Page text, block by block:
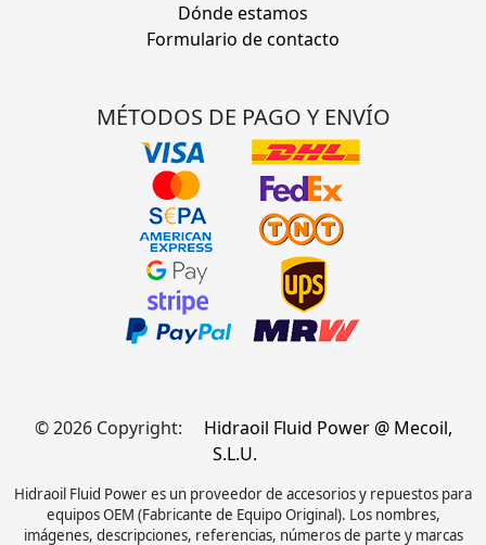
Dónde estamos
Formulario de contacto
MÉTODOS DE PAGO Y ENVÍO
© 2026 Copyright:
Hidraoil Fluid Power @ Mecoil,
S.L.U.
Hidraoil Fluid Power es un proveedor de accesorios y repuestos para
equipos OEM (Fabricante de Equipo Original). Los nombres,
imágenes, descripciones, referencias, números de parte y marcas